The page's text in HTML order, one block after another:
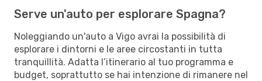
Serve un'auto per esplorare Spagna?
Noleggiando un'auto a Vigo avrai la possibilità di
esplorare i dintorni e le aree circostanti in tutta
tranquillità. Adatta l’itinerario al tuo programma e
budget, soprattutto se hai intenzione di rimanere nel